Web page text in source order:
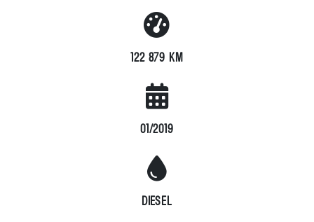
122 879 KM
01/2019
DIESEL